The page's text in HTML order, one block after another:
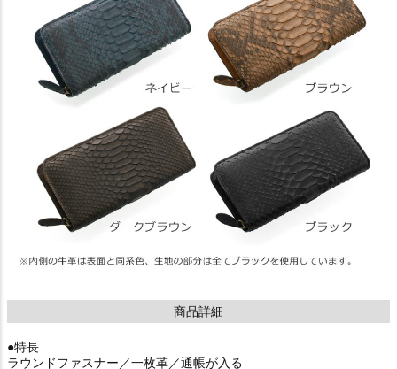
商品詳細
●特長
ラウンドファスナー／一枚革／通帳が入る